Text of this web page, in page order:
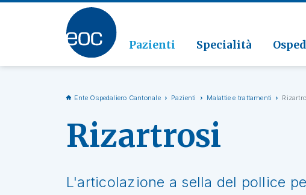
Pazienti Specialità
Vai alla sezione
Clinica di
Patologia
Ente Ospedaliero Cantonale Pazienti Malattie e trattamenti
Rizartrosi
L'articolazione a sella del pollice